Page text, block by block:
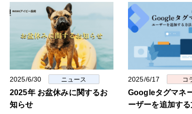
2025/6/30 ニュース
2025年 お盆休みに関するお
知らせ
2025/6/17 コ
Googleタグマネ
ーザーを追加す